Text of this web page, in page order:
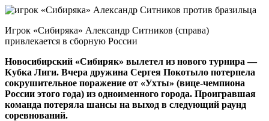
Игрок «Сибиряка» Александр Ситников (справа)
привлекается в сборную России
Новосибирский «Сибиряк» вылетел из нового турнира —
Кубка Лиги. Вчера дружина Сергея Покотыло потерпела
сокрушительное поражение от «Ухты» (вице-чемпиона
России этого года) из одноименного города. Проигравшая
команда потеряла шансы на выход в следующий раунд
соревнований.